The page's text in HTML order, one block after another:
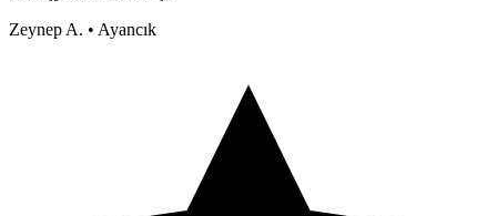
Zeynep A. • Ayancık